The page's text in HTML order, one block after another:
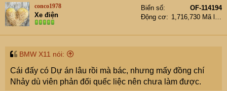
conco1978
Xe điện
Biển số
OF-114194
Động cơ
1,716,730 Mã lực
BMW X11 nói:
Cái đấy có Dự án lâu rồi mà bác, nhưng mấy đồng chí
Nhảy dù viên phản đối quếc liệc nên chưa làm được.